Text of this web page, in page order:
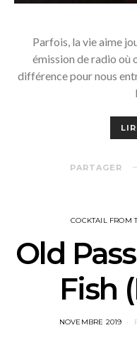
Parfois, la vie aime
émission de radio où
différence pour nous
PARTAGER
COCKTAIL FROM
Old
Fish
POSTED
NOVEMBRE 2019